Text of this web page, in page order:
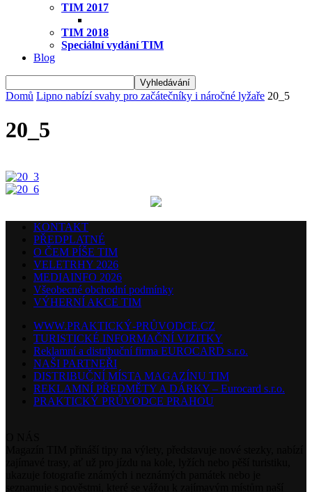
TIM 2017
TIM 2018
Speciální vydání TIM
Blog
Domů Lipno nabízí svahy pro začátečníky i náročné lyžaře 20_5
20_5
KONTAKT
PŘEDPLATNÉ
O ČEM PÍŠE TIM
VELETRHY 2026
MEDIAINFO 2026
Všeobecné obchodní podmínky
VÝHERNÍ AKCE TIM
WWW.PRAKTICKÝ-PRŮVODCE.CZ
TURISTICKÉ INFORMAČNÍ VIZITKY
Reklamní a distribuční firma EUROCARD s.r.o.
NAŠI PARTNEŘI
DISTRIBUČNÍ MÍSTA MAGAZÍNU TIM
REKLAMNÍ PŘEDMĚTY A DÁRKY – Eurocard s.r.o.
PRAKTICKÝ PRŮVODCE PRAHOU